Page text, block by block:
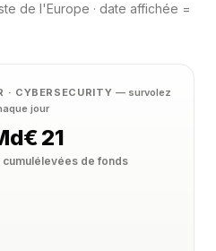
de l'Europe · date affichée =
· CYBERSECURITY— survolez
jour
cumulé
21
levées de fonds